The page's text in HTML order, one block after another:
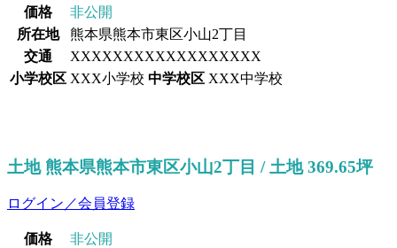
価格
非公開
所在地
熊本県熊本市東区小山2丁目
交通
XXXXXXXXXXXXXXXXXX
小学校区 XXX小学校 中学校区 XXX中学校
土地 熊本県熊本市東区小山2丁目 / 土地 369.65坪
ログイン／会員登録
価格
非公開